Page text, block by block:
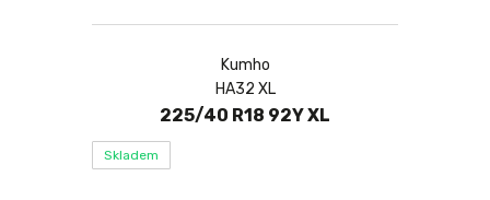
Kumho
HA32 XL
225/40 R18 92Y XL
Skladem